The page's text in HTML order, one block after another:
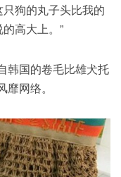
狗的丸子头比我的
高大上。”
韩国的卷毛比雄犬托
网络。